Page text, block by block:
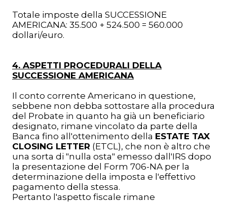
Totale imposte della SUCCESSIONE
AMERICANA: 35.500 + 524.500 = 560.000
dollari/euro.
4. ASPETTI PROCEDURALI DELLA
SUCCESSIONE AMERICANA
Il conto corrente Americano in questione,
sebbene non debba sottostare alla procedura
del Probate in quanto ha già un beneficiario
designato, rimane vincolato da parte della
Banca fino all'ottenimento della ESTATE TAX
CLOSING LETTER (ETCL), che non è altro che
una sorta di "nulla osta" emesso dall'IRS dopo
la presentazione del Form 706-NA per la
determinazione della imposta e l'effettivo
pagamento della stessa.
Pertanto l'aspetto fiscale rimane